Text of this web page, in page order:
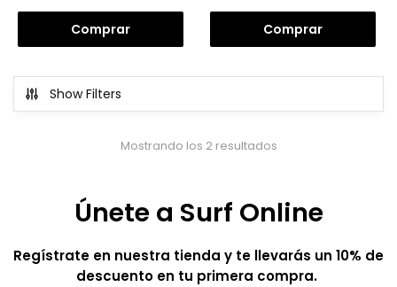
Comprar Comprar
Show Filters
Mostrando los 2 resultados
Únete a Surf Online
Regístrate en nuestra tienda y te llevarás un 10% de
descuento en tu primera compra.